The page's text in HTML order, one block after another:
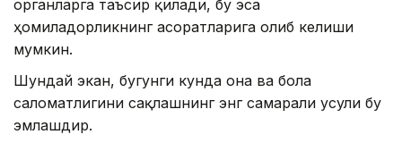
органларга таъсир қилади, бу эса
ҳомиладорликнинг асоратларига олиб келиши
мумкин.
Шундай экан, бугунги кунда она ва бола
саломатлигини сақлашнинг энг самарали усули бу
эмлашдир.